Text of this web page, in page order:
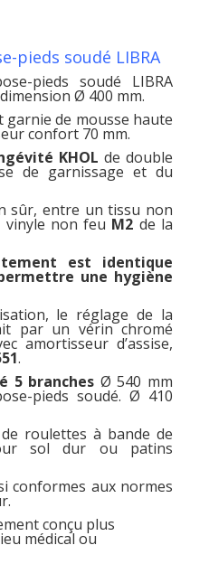
pieds soudé LIBRA
pieds soudé LIBRA
Ø 400 mm.
garnie de mousse haute
confort 70 mm.
KHOL de double
de garnissage et du
sûr, entre un tissu non
vinyle non feu M2 de la
est identique
une hygiène
le réglage de la
par un vérin chromé
amortisseur d’assise,
.
5 branches Ø 540 mm
pieds soudé. Ø 410
roulettes à bande de
sol dur ou patins
conformes aux normes
conçu plus
médical ou